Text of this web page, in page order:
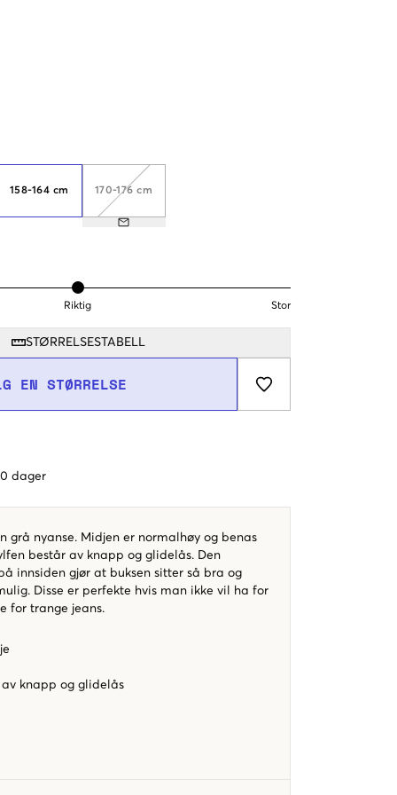
158-164 cm 170-176 cm
Riktig Stor
STØRRELSESTABELL
EN STØRRELSE
dager
grå nyanse. Midjen er normalhøy og benas
består av knapp og glidelås. Den
innsiden gjør at buksen sitter så bra og
Disse er perfekte hvis man ikke vil ha for
for trange jeans.
knapp og glidelås